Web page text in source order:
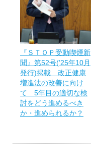
『ＳＴＯＰ受動喫煙新
聞』第52号(’25年10月
発行)掲載 改正健康
増進法の改善に向け
て 5年目の適切な検
討をどう進めるべき
か・進められるか？